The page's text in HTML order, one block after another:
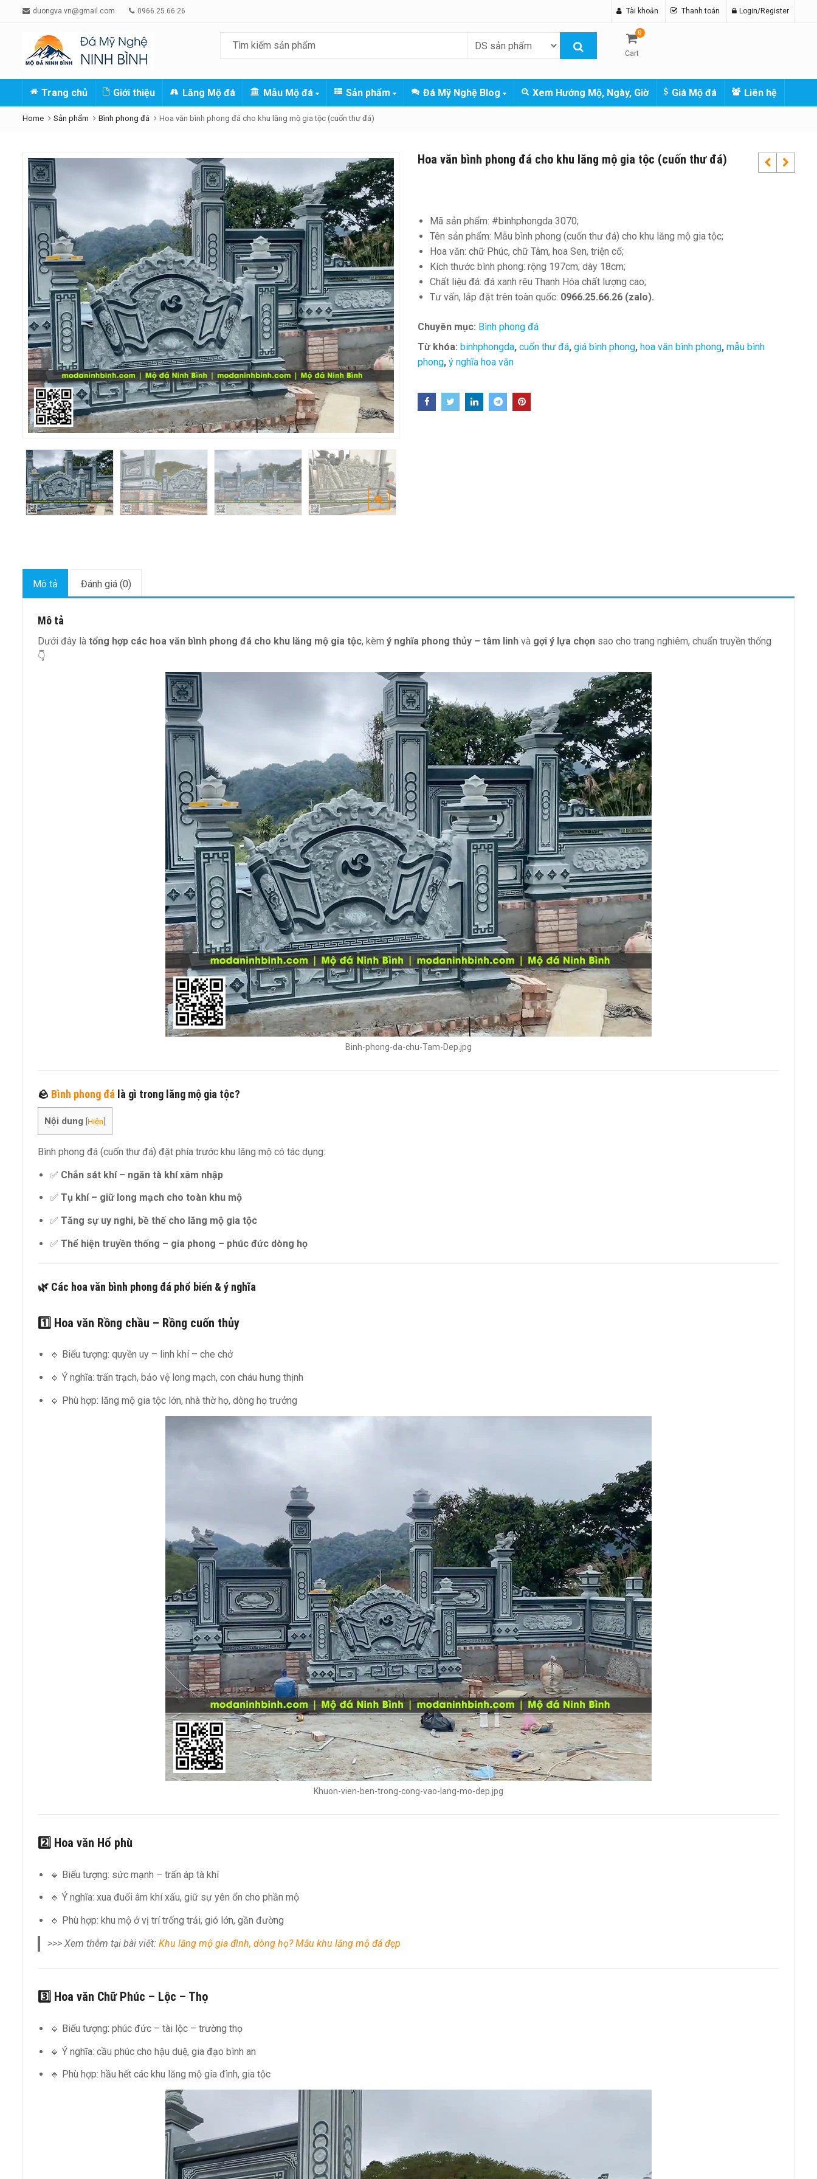
duongva.vn@gmail.com 0966.25.66.26 Tài khoản Thanh toán Login/Register
0
Cart
Trang chủ Giới thiệu Lăng Mộ đá Mẫu Mộ đá Sản phẩm Đá Mỹ Nghệ Blog Xem Hướng Mộ, Ngày, Giờ Giá Mộ đá Liên hệ
Home Sản phẩm Bình phong đá Hoa văn bình phong đá cho khu lăng mộ gia tộc (cuốn thư đá)
Hoa văn bình phong đá cho khu lăng mộ gia tộc (cuốn thư đá)
Mã sản phẩm: #binhphongda 3070;
Tên sản phẩm: Mẫu bình phong (cuốn thư đá) cho khu lăng mộ gia tộc;
Hoa văn: chữ Phúc, chữ Tâm, hoa Sen, triện cổ;
Kích thước bình phong: rộng 197cm; dày 18cm;
Chất liệu đá: đá xanh rêu Thanh Hóa chất lượng cao;
Tư vấn, lắp đặt trên toàn quốc: 0966.25.66.26 (zalo).
Chuyên mục: Bình phong đá
Từ khóa: binhphongda, cuốn thư đá, giá bình phong, hoa văn bình phong, mẫu bình
phong, ý nghĩa hoa văn
Mô tả Đánh giá (0)
Mô tả
Dưới đây là tổng hợp các hoa văn bình phong đá cho khu lăng mộ gia tộc, kèm ý nghĩa phong thủy – tâm linh và gợi ý lựa chọn sao cho trang nghiêm, chuẩn truyền thống
👇
Binh-phong-da-chu-Tam-Dep.jpg
🪨 Bình phong đá là gì trong lăng mộ gia tộc?
Nội dung [Hiện]
Bình phong đá (cuốn thư đá) đặt phía trước khu lăng mộ có tác dụng:
✅ Chắn sát khí – ngăn tà khí xâm nhập
✅ Tụ khí – giữ long mạch cho toàn khu mộ
✅ Tăng sự uy nghi, bề thế cho lăng mộ gia tộc
✅ Thể hiện truyền thống – gia phong – phúc đức dòng họ
🌿 Các hoa văn bình phong đá phổ biến & ý nghĩa
1️⃣ Hoa văn Rồng chầu – Rồng cuốn thủy
🔹 Biểu tượng: quyền uy – linh khí – che chở
🔹 Ý nghĩa: trấn trạch, bảo vệ long mạch, con cháu hưng thịnh
🔹 Phù hợp: lăng mộ gia tộc lớn, nhà thờ họ, dòng họ trưởng
Khuon-vien-ben-trong-cong-vao-lang-mo-dep.jpg
2️⃣ Hoa văn Hổ phù
🔹 Biểu tượng: sức mạnh – trấn áp tà khí
🔹 Ý nghĩa: xua đuổi âm khí xấu, giữ sự yên ổn cho phần mộ
🔹 Phù hợp: khu mộ ở vị trí trống trải, gió lớn, gần đường
>>> Xem thêm tại bài viết:Khu lăng mộ gia đình, dòng họ? Mẫu khu lăng mộ đá đẹp
3️⃣ Hoa văn Chữ Phúc – Lộc – Thọ
🔹 Biểu tượng: phúc đức – tài lộc – trường thọ
🔹 Ý nghĩa: cầu phúc cho hậu duệ, gia đạo bình an
🔹 Phù hợp: hầu hết các khu lăng mộ gia đình, gia tộc